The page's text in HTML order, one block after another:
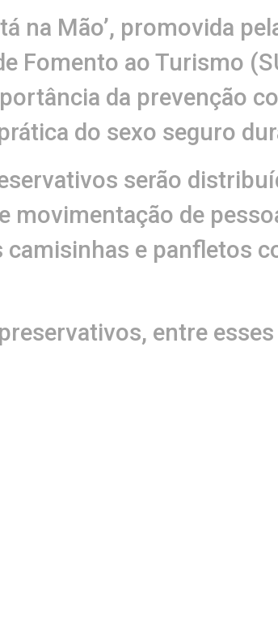
na Mão’, promovida
Fomento ao Turismo
da prevenção
do sexo seguro
serão
movimentação de
camisinhas e panfletos
entre